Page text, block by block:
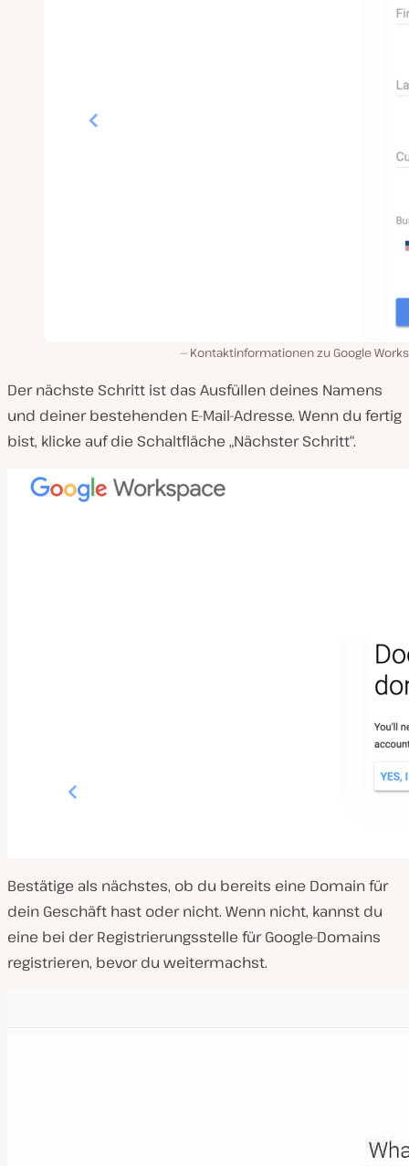
Kontaktinformationen zu Google
Der nächste Schritt ist das Ausfüllen deines Namens
und deiner bestehenden E-Mail-Adresse. Wenn du fertig
bist, klicke auf die Schaltfläche „Nächster Schritt“.
Bestätige als nächstes, ob du bereits eine Domain für
dein Geschäft hast oder nicht. Wenn nicht, kannst du
eine bei der Registrierungsstelle für Google-Domains
registrieren, bevor du weitermachst.